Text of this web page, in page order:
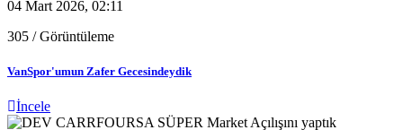
04 Mart 2026, 02:11
305 / Görüntüleme
VanSpor'umun Zafer Gecesindeydik
İncele